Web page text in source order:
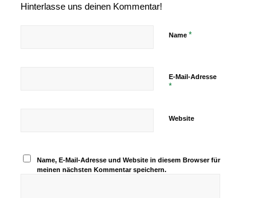
Hinterlasse uns deinen Kommentar!
Name *
E-Mail-Adresse
*
Website
Name, E-Mail-Adresse und Website in diesem Browser für
meinen nächsten Kommentar speichern.